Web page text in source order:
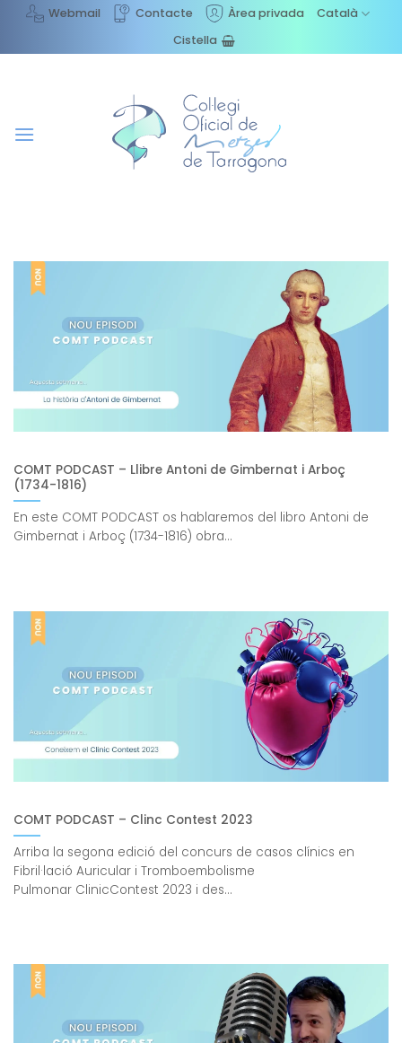
content
Webmail Contacte Àrea privada
Català
Cistella
COMT PODCAST – Llibre Antoni de Gimbernat i Arboç
(1734-1816)
En este COMT PODCAST os hablaremos del libro Antoni de
Gimbernat i Arboç (1734-1816) obra...
COMT PODCAST – Clinc Contest 2023
Arriba la segona edició del concurs de casos clínics en
Fibril·lació Auricular i Tromboembolisme
Pulmonar ClinicContest 2023 i des...